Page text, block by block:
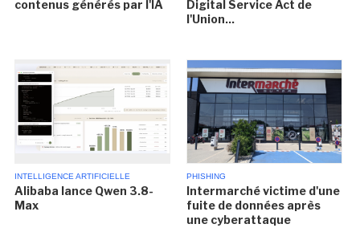
contenus générés par l'IA
Digital Service Act de
l'Union...
INTELLIGENCE ARTIFICIELLE
Alibaba lance Qwen 3.8-
Max
PHISHING
Intermarché victime d'une
fuite de données après
une cyberattaque